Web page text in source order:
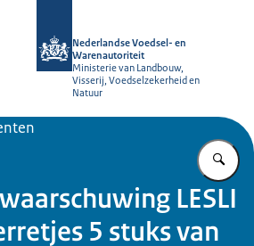
Nederlandse Voedsel- en
Warenautoriteit
Ministerie van Landbouw,
Visserij, Voedselzekerheid en
Natuur
LESLI
5 stuks van